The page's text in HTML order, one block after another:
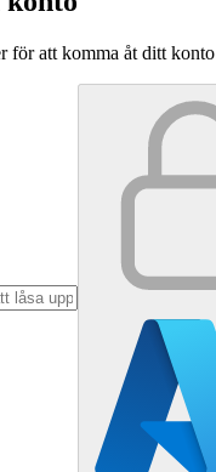
för att komma åt ditt konto